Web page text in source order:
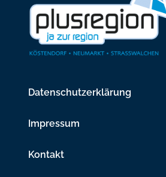
Datenschutzerklärung
Impressum
Kontakt